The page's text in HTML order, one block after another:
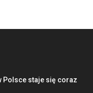
Polsce staje się coraz